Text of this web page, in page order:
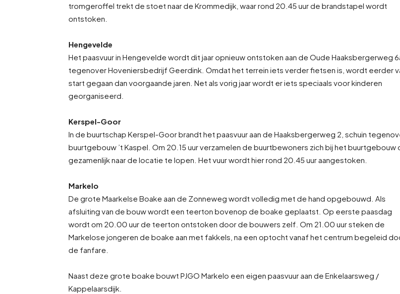
tromgeroffel trekt de stoet naar de Krommedijk, waar rond 20.45 uur de brandstapel wordt
ontstoken.
Hengevelde
Het paasvuur in Hengevelde wordt dit jaar opnieuw ontstoken aan de Oude Haaksbergerweg
tegenover Hoveniersbedrijf Geerdink. Omdat het terrein iets verder fietsen is, wordt eerder
start gegaan dan voorgaande jaren. Net als vorig jaar wordt er iets speciaals voor kinderen
georganiseerd.
Kerspel-Goor
In de buurtschap Kerspel-Goor brandt het paasvuur aan de Haaksbergerweg 2, schuin
buurtgebouw ’t Kaspel. Om 20.15 uur verzamelen de buurtbewoners zich bij het buurtgebouw
gezamenlijk naar de locatie te lopen. Het vuur wordt hier rond 20.45 uur aangestoken.
Markelo
De grote Maarkelse Boake aan de Zonneweg wordt volledig met de hand opgebouwd. Als
afsluiting van de bouw wordt een teerton bovenop de boake geplaatst. Op eerste paasdag
wordt om 20.00 uur de teerton ontstoken door de bouwers zelf. Om 21.00 uur steken de
Markelose jongeren de boake aan met fakkels, na een optocht vanaf het centrum begeleid
de fanfare.
Naast deze grote boake bouwt PJGO Markelo een eigen paasvuur aan de Enkelaarsweg /
Kappelaarsdijk.